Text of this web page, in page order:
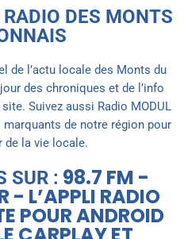
DES MONTS
de l’actu locale des Monts du
des chroniques et de l’info
Suivez aussi Radio MODUL
de notre région pour
la vie locale.
SUR : 98.7 FM -
- L’APPLI RADIO
POUR ANDROID